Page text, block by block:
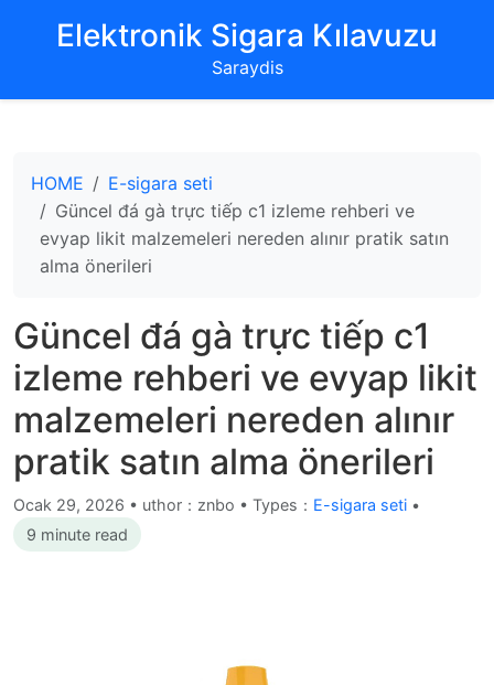
‌Elektronik Sigara Kılavuzu‌
Saraydis
HOME
E-sigara seti
Güncel đá gà trực tiếp c1 izleme rehberi ve
evyap likit malzemeleri nereden alınır pratik satın
alma önerileri
Güncel đá gà trực tiếp c1
izleme rehberi ve evyap likit
malzemeleri nereden alınır
pratik satın alma önerileri
Ocak 29, 2026 • uthor：znbo • Types： E-sigara seti •
9 minute read